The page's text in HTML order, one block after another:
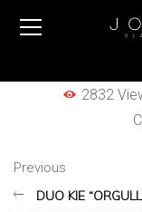
2832
Previous
DUO KIE